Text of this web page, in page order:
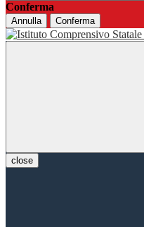
Conferma
Annulla Conferma
close